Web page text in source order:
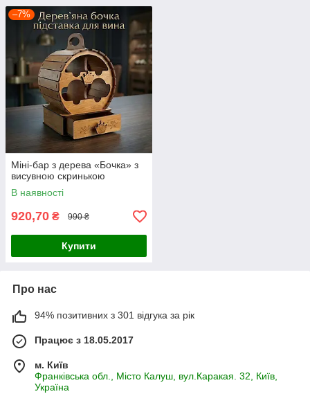
–7%
Міні-бар з дерева «Бочка» з
висувною скринькою
В наявності
920,70 ₴ 990 ₴
Купити
Про нас
94% позитивних з 301 відгука за рік
Працює з 18.05.2017
м. Київ
Франківська обл., Місто Калуш, вул.Каракая. 32, Київ,
Україна